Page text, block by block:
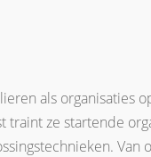
als organisaties
traint ze startende